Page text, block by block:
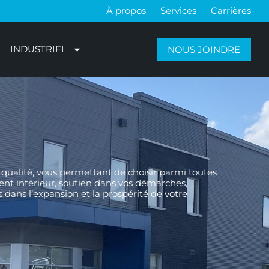
À propos Services Carrières
INDUSTRIEL NOUS JOINDRE
vous permettant de choisir parmi toutes
intérieur, soutien dans vos démarches,
l’expansion et la prospérité de votre